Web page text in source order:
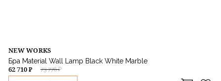
NEW WORKS
Бра Material Wall Lamp Black White Marble
73 776 ₽
62 710 ₽